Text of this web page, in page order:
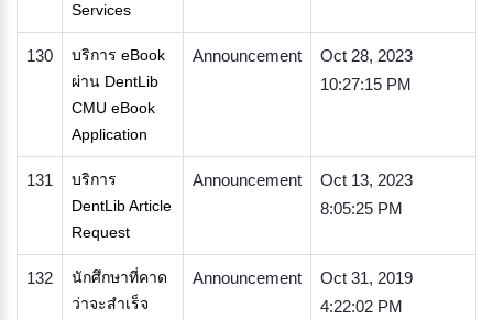
Services
130
บริการ eBook
ผ่าน DentLib
CMU eBook
Application
Announcement
Oct 28, 2023
10:27:15 PM
131
บริการ
DentLib Article
Request
Announcement
Oct 13, 2023
8:05:25 PM
132
นักศึกษาที่คาด
ว่าจะสำเร็จ
Announcement
Oct 31, 2019
4:22:02 PM